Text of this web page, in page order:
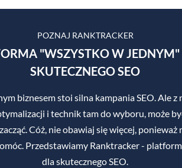
POZNAJ RANKTRACKER
"WSZYSTKO W JEDNYM"
SKUTECZNEGO SEO
biznesem stoi silna kampania SEO. Ale z
i technik tam do wyboru, może
Cóż, nie obawiaj się więcej, ponieważ
Przedstawiamy Ranktracker -
dla skutecznego SEO.